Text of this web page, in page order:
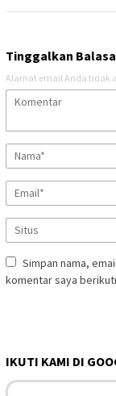
Tinggalkan
Alamat email Anda tidak
Simpan nama,
komentar saya
IKUTI KAMI DI